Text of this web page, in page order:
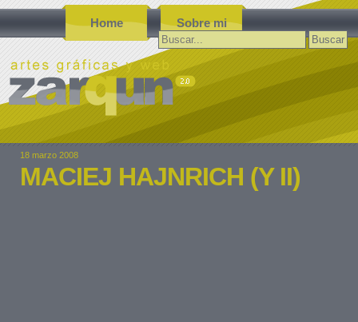
Home Sobre mi
Buscar:
18 marzo 2008
MACIEJ HAJNRICH (Y II)